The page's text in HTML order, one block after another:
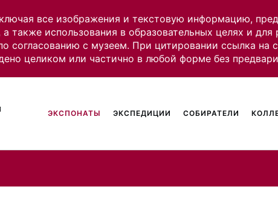
все изображения и текстовую информацию,
также использования в образовательных целях и
согласованию с музеем. При цитировании ссылка на
целиком или частично в любой форме без
ЭКСПОНАТЫ ЭКСПЕДИЦИИ СОБИРАТЕЛИ